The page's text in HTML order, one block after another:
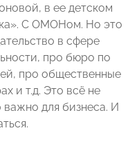
в ее детском
С ОМОНом. Но это
в сфере
про бюро по
про общественные
и т.д. Это всё не
для бизнеса. И